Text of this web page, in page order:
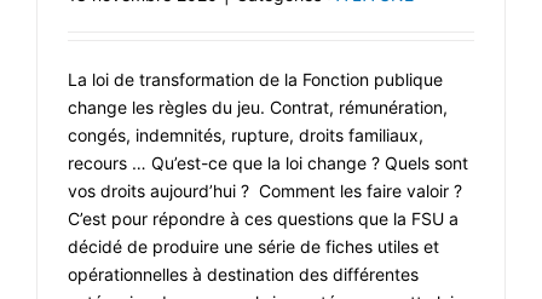
La loi de transformation de la Fonction publique
change les règles du jeu. Contrat, rémunération,
congés, indemnités, rupture, droits familiaux,
recours … Qu’est-ce que la loi change ? Quels sont
vos droits aujourd’hui ? Comment les faire valoir ?
C’est pour répondre à ces questions que la FSU a
décidé de produire une série de fiches utiles et
opérationnelles à destination des différentes